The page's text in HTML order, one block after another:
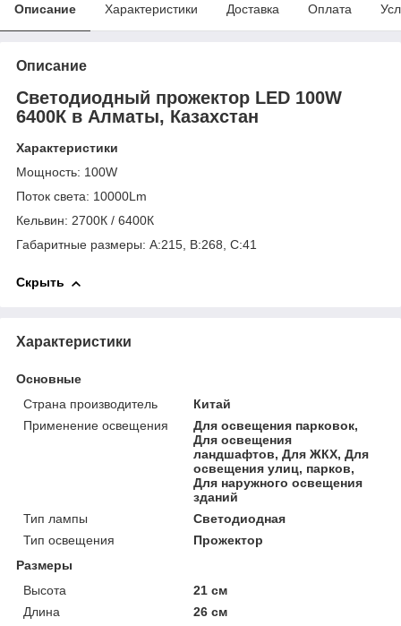
Описание Характеристики Доставка Оплата
Описание
Светодиодный прожектор LED 100W
6400К в Алматы, Казахстан
Характеристики
Мощность: 100W
Поток света: 10000Lm
Кельвин: 2700К / 6400К
Габаритные размеры: A:215, B:268, C:41
Скрыть
Характеристики
Основные
Страна производитель
Китай
Применение освещения
Для освещения парковок,
Для освещения
ландшафтов, Для ЖКХ, Для
освещения улиц, парков,
Для наружного освещения
зданий
Тип лампы
Светодиодная
Тип освещения
Прожектор
Размеры
Высота
21 см
Длина
26 см